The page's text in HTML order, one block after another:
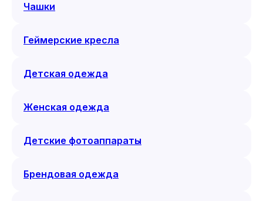
Чашки
Геймерские кресла
Детская одежда
Женская одежда
Детские фотоаппараты
Брендовая одежда